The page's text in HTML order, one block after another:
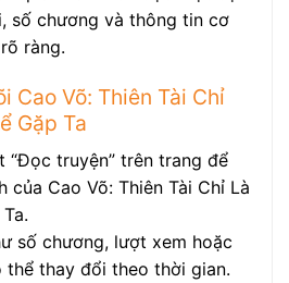
số chương và thông tin cơ
ràng.
Cao Võ: Thiên Tài Chỉ
Gặp Ta
“Đọc truyện” trên trang để
của Cao Võ: Thiên Tài Chỉ Là
số chương, lượt xem hoặc
thay đổi theo thời gian.